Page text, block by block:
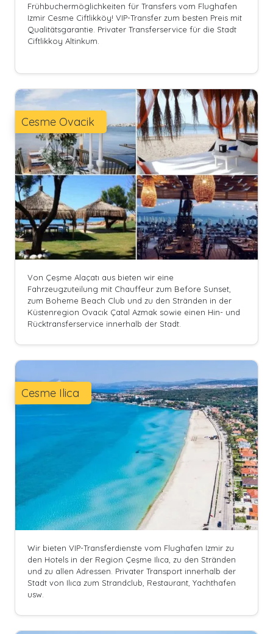
Frühbuchermöglichkeiten für Transfers vom Flughafen
Izmir Cesme Ciftlikköy! VIP-Transfer zum besten Preis mit
Qualitätsgarantie. Privater Transferservice für die Stadt
Ciftlikkoy Altinkum.
Von Çeşme Alaçatı aus bieten wir eine
Fahrzeugzuteilung mit Chauffeur zum Before Sunset,
zum Boheme Beach Club und zu den Stränden in der
Küstenregion Ovacık Çatal Azmak sowie einen Hin- und
Rücktransferservice innerhalb der Stadt.
Cesme Ovacik
Wir bieten VIP-Transferdienste vom Flughafen Izmir zu
den Hotels in der Region Çeşme Ilıca, zu den Stränden
und zu allen Adressen. Privater Transport innerhalb der
Stadt von Ilıca zum Strandclub, Restaurant, Yachthafen
usw.
Cesme Ilica